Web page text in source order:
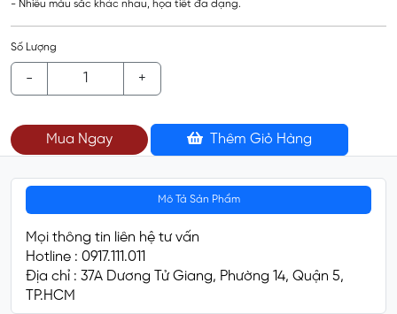
- Nhiều màu sắc khác nhau, họa tiết đa dạng.
Số Lượng
- +
Mua Ngay Thêm Giỏ Hàng
Mô Tả Sản Phẩm
Mọi thông tin liên hệ tư vấn
Hotline : 0917.111.011
Địa chỉ : 37A Dương Tử Giang, Phường 14, Quận 5,
TP.HCM